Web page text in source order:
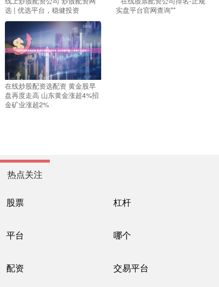
选 | 优选平台，稳健投资
实盘平台官网查询**
在线炒股配资选配资 黄金股早
盘再度走高 山东黄金涨超4%招
金矿业涨超2%
热点关注
股票 杠杆
平台 哪个
配资 交易平台